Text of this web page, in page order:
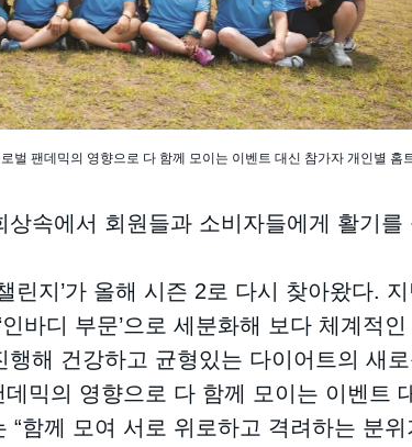
벌 팬데믹의 영향으로 다 함께 모이는 이벤트 대신 참가자 개인별 홈
속에서 회원들과 소비자들에게 활기
린지’가 올해 시즌 2로 다시 찾아왔다.
바디 부문’으로 세분화해 보다 체계적
행해 건강하고 균형있는 다이어트의 새
데믹의 영향으로 다 함께 모이는 이벤트
함께 모여 서로 위로하고 격려하는 분